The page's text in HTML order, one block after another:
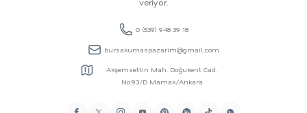
veriyor.
0 (539) 948 39 18
bursakumaspazarim@gmail.com
Akşemsettin Mah. Doğukent Cad.
No:93/D Mamak/Ankara